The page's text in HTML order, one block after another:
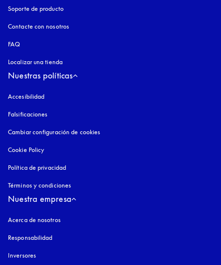
Soporte de producto
Contacte con nosotros
FAQ
Localizar una tienda
Nuestras políticas
Accesibilidad
Falsificaciones
Cambiar configuración de cookies
Cookie Policy
Política de privacidad
Términos y condiciones
Nuestra empresa
Acerca de nosotros
Responsabilidad
Inversores